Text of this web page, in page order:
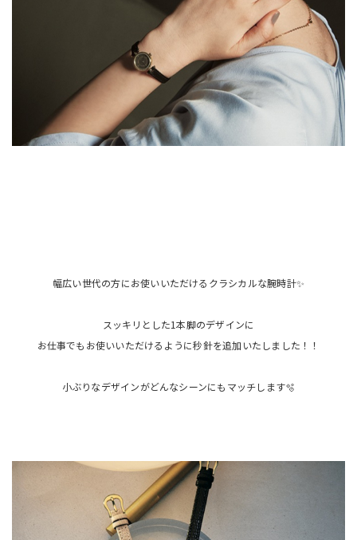
幅広い世代の方にお使いいただけるクラシカルな腕時計✨
スッキリとした1本脚のデザインに
お仕事でもお使いいただけるように秒針を追加いたしました！！
小ぶりなデザインがどんなシーンにもマッチします🫧